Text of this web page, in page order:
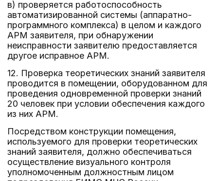
в) проверяется работоспособность
автоматизированной системы (аппаратно-
программного комплекса) в целом и каждого
АРМ заявителя, при обнаружении
неисправности заявителю предоставляется
другое исправное АРМ.
12. Проверка теоретических знаний заявителя
проводится в помещении, оборудованном для
проведения одновременной проверки знаний
20 человек при условии обеспечения каждого
из них АРМ.
Посредством конструкции помещения,
используемого для проверки теоретических
знаний заявителя, должно обеспечиваться
осуществление визуального контроля
уполномоченным должностным лицом